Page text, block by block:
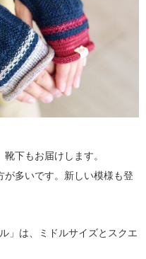
下もお届けします。
が多いです。新しい模様も登
」は、ミドルサイズとスクエ